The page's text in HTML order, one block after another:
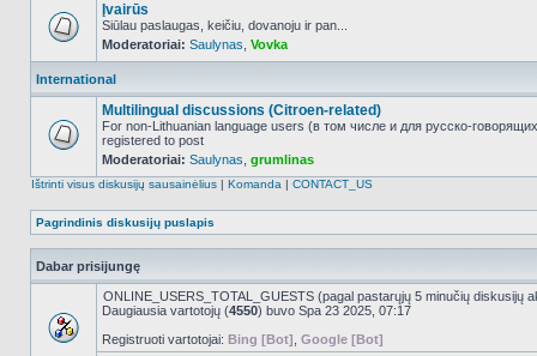
NO_UNREAD_POSTS
Įvairūs
Siūlau paslaugas, keičiu, dovanoju ir pan...
Moderatoriai: Saulynas Vovka
International
NO_UNREAD_POSTS
Multilingual discussions (Citroen-related)
For non-Lithuanian language users (в том числе и для русско-
registered to post
Moderatoriai: Saulynas grumlinas
Ištrinti visus diskusijų sausainėlius | Komanda | CONTACT_US
Pagrindinis diskusijų puslapis
Dabar prisijungę
ONLINE_USERS_TOTAL_GUESTS (pagal pastarųjų 5 minučių diskusijų
Daugiausia vartotojų (4550) buvo Spa 23 2025, 07:17
Registruoti vartotojai: Bing [Bot] Google [Bot]